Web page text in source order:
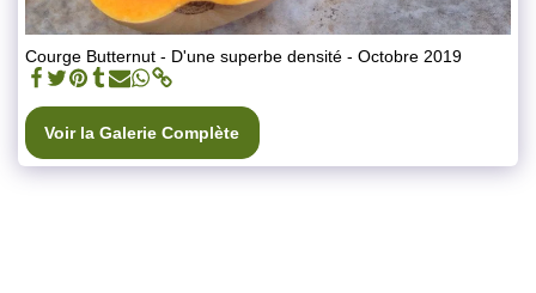
Courge Butternut - D'une superbe densité - Octobre 2019
Voir la Galerie Complète